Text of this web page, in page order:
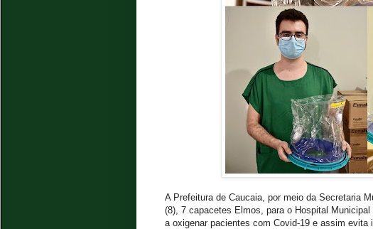
A Prefeitura de Caucaia, por meio da Secretaria
(8), 7 capacetes Elmos, para o Hospital
a oxigenar pacientes com Covid-19 e assim